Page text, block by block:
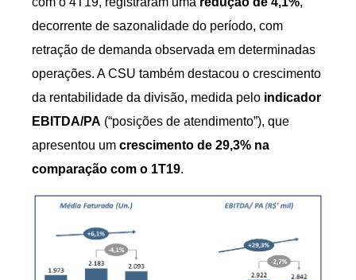
decorrente de sazonalidade do período, com
retração de demanda observada em determinadas
operações. A CSU também destacou o crescimento
da rentabilidade da divisão, medida pelo indicador
EBITDA/PA (“posições de atendimento”), que
apresentou um crescimento de 29,3% na
comparação com o 1T19.